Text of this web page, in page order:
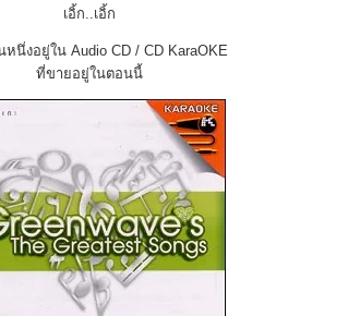
เอิ้ก..เอิ้ก
หนึ่งอยู่ใน Audio CD / CD KaraOKE
ที่ขายอยู่ในตอนนี้